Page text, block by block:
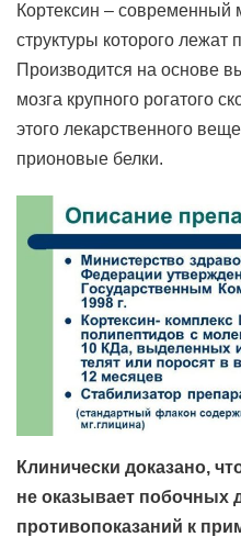
Кортексин – современный
структуры которого лежат
Производится на основе
мозга крупного рогатого
этого лекарственного
прионовые белки.
Клинически доказано,
не оказывает побочных
противопоказаний к